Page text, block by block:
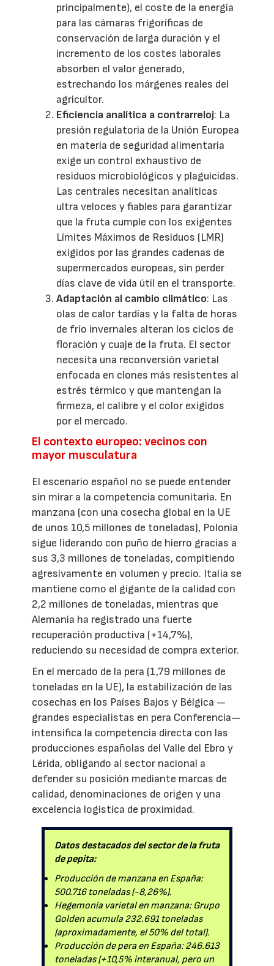
principalmente), el coste de la energía
para las cámaras frigoríficas de
conservación de larga duración y el
incremento de los costes laborales
absorben el valor generado,
estrechando los márgenes reales del
agricultor.
Eficiencia analítica a contrarreloj: La
presión regulatoria de la Unión Europea
en materia de seguridad alimentaria
exige un control exhaustivo de
residuos microbiológicos y plaguicidas.
Las centrales necesitan analíticas
ultra veloces y fiables para garantizar
que la fruta cumple con los exigentes
Límites Máximos de Residuos (LMR)
exigidos por las grandes cadenas de
supermercados europeas, sin perder
días clave de vida útil en el transporte.
Adaptación al cambio climático: Las
olas de calor tardías y la falta de horas
de frío invernales alteran los ciclos de
floración y cuaje de la fruta. El sector
necesita una reconversión varietal
enfocada en clones más resistentes al
estrés térmico y que mantengan la
firmeza, el calibre y el color exigidos
por el mercado.
El contexto europeo: vecinos con
mayor musculatura
El escenario español no se puede entender
sin mirar a la competencia comunitaria. En
manzana (con una cosecha global en la UE
de unos 10,5 millones de toneladas), Polonia
sigue liderando con puño de hierro gracias a
sus 3,3 millones de toneladas, compitiendo
agresivamente en volumen y precio. Italia se
mantiene como el gigante de la calidad con
2,2 millones de toneladas, mientras que
Alemania ha registrado una fuerte
recuperación productiva (+14,7%),
reduciendo su necesidad de compra exterior.
En el mercado de la pera (1,79 millones de
toneladas en la UE), la estabilización de las
cosechas en los Países Bajos y Bélgica —
grandes especialistas en pera Conferencia—
intensifica la competencia directa con las
producciones españolas del Valle del Ebro y
Lérida, obligando al sector nacional a
defender su posición mediante marcas de
calidad, denominaciones de origen y una
excelencia logística de proximidad.
Datos destacados del sector de la fruta
de pepita:
Producción de manzana en España:
500.716 toneladas (-8,26%).
Hegemonía varietal en manzana: Grupo
Golden acumula 232.691 toneladas
(aproximadamente, el 50% del total).
Producción de pera en España: 246.613
toneladas (+10,5% interanual, pero un